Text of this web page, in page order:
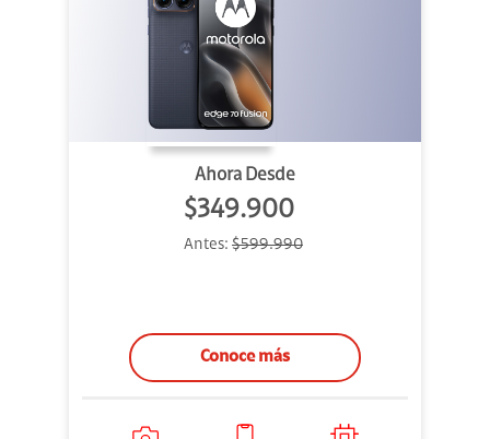
Ahora Desde
$349.900
Antes: $599.990
Conoce más